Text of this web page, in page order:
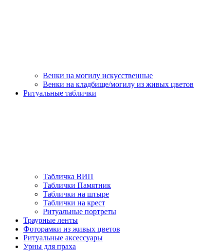
Венки на могилу искусственные
Венки на кладбище/могилу из живых цветов
Ритуальные таблички
Табличка ВИП
Таблички Памятник
Таблички на штыре
Таблички на крест
Ритуальные портреты
Траурные ленты
Фоторамки из живых цветов
Ритуальные аксессуары
Урны для праха